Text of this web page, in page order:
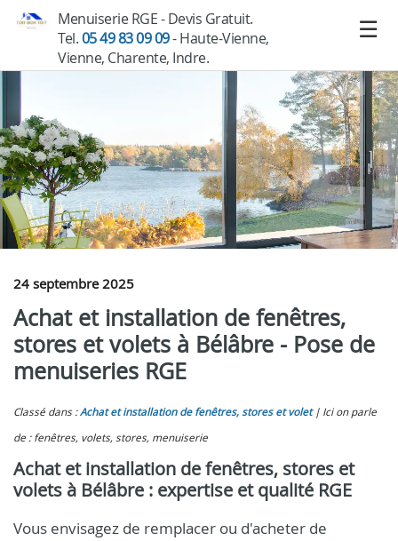
Menuiserie RGE - Devis Gratuit.
Tel.05 49 83 09 09- Haute-Vienne,
Vienne, Charente, Indre.
24 septembre 2025
Achat et installation de fenêtres,
stores et volets à Bélâbre - Pose de
menuiseries RGE
Classé dans :Achat et installation de fenêtres, stores et volet
Ici on parle
de : fenêtres, volets, stores, menuiserie
Achat et installation de fenêtres, stores et
volets à Bélâbre : expertise et qualité RGE
Vous envisagez de remplacer ou d'acheter de